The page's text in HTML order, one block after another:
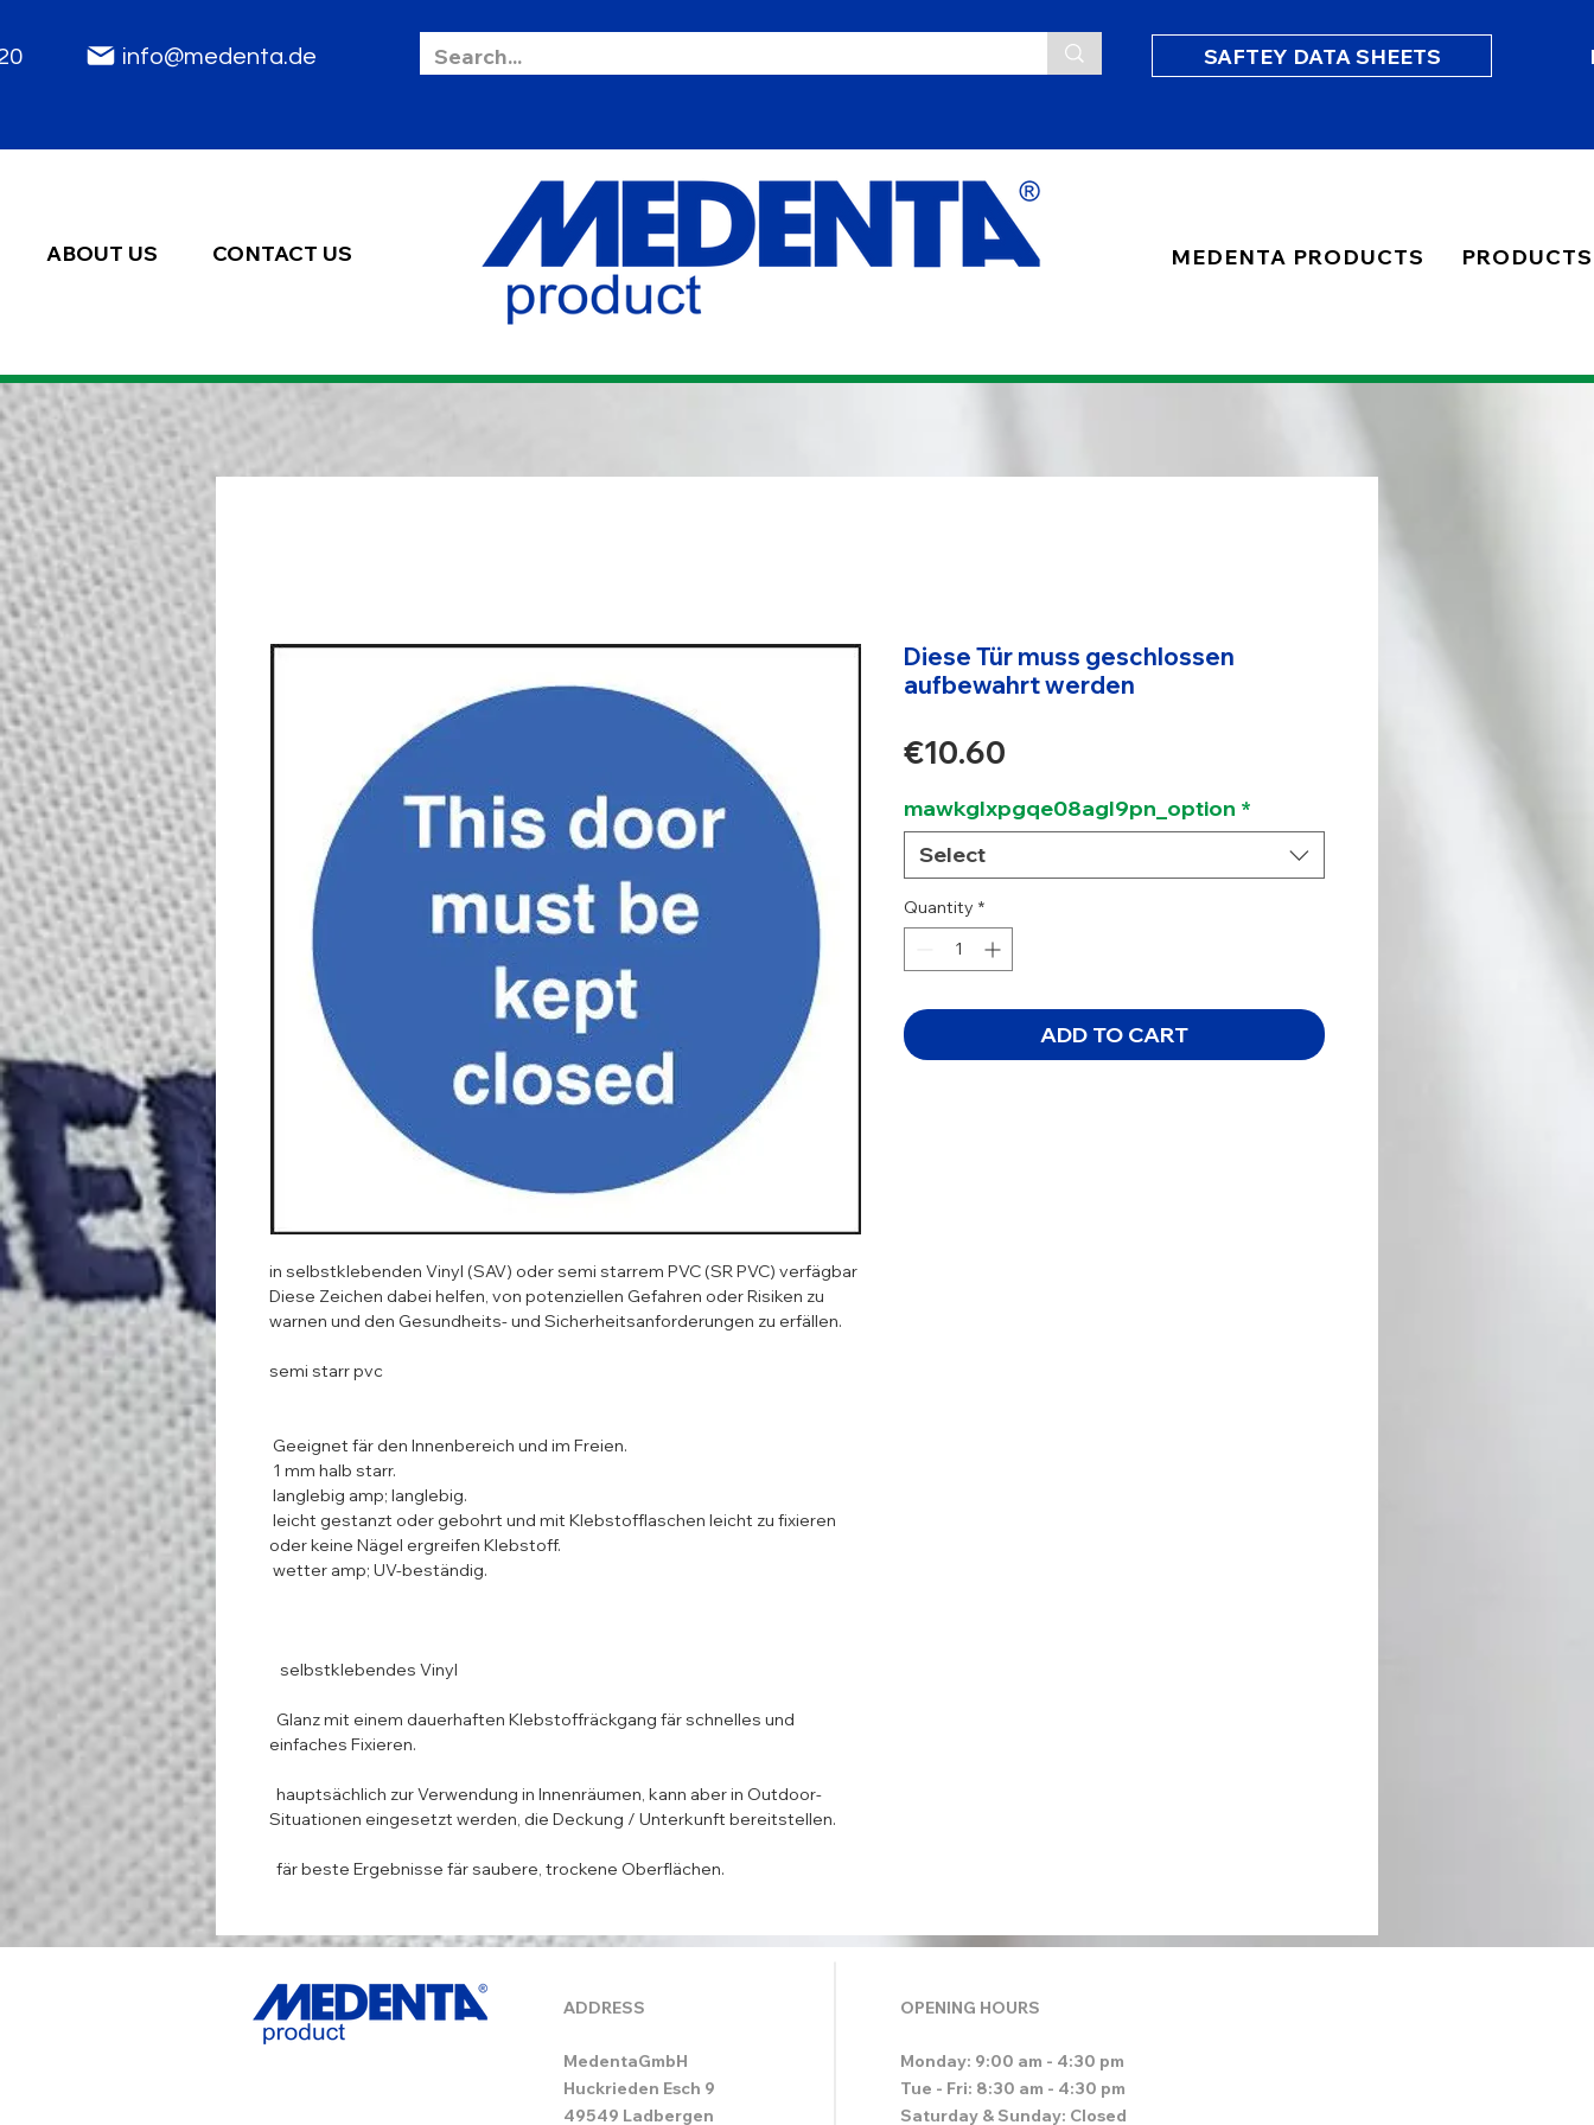
2020 info@medenta.de SAFTEY DATA SHEETS
ABOUT US CONTACT US MEDENTA PRODUCTS PRODUCTS
in selbstklebenden Vinyl (SAV) oder semi starrem PVC (SR PVC) verfägbar
Diese Zeichen dabei helfen, von potenziellen Gefahren oder Risiken zu
warnen und den Gesundheits- und Sicherheitsanforderungen zu erfällen.
semi starr pvc
oder keine Nägel ergreifen Klebstoff.
einfaches Fixieren.
Situationen eingesetzt werden, die Deckung / Unterkunft bereitstellen.
  fär beste Ergebnisse fär saubere, trockene Oberflächen.
Diese Tür muss geschlossen
aufbewahrt werden
€10.60
mawkglxpgqe08agl9pn_option *
Select
Quantity *
ADD TO CART
ADDRESS
MedentaGmbH
Huckrieden Esch 9
49549 Ladbergen
OPENING HOURS
Monday: 9:00 am - 4:30 pm
Tue - Fri: 8:30 am - 4:30 pm
Saturday & Sunday: Closed